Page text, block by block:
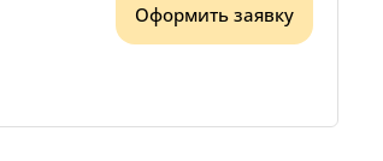
Оформить заявку